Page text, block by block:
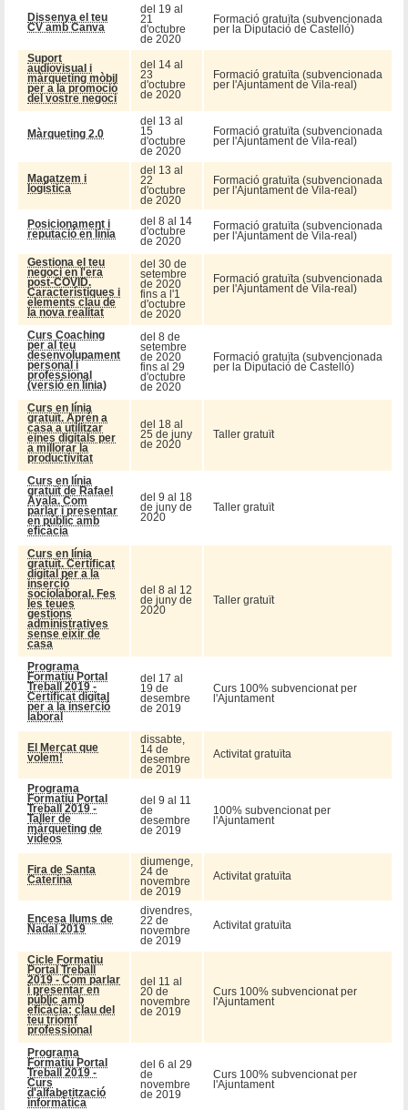
Dissenya el teu
CV amb Canva
del 19 al
21
d'octubre
de 2020
Formació gratuïta (subvencionada
per la Diputació de Castelló)
Suport
audiovisual i
màrqueting mòbil
per a la promoció
del vostre negoci
del 14 al
23
d'octubre
de 2020
Formació gratuïta (subvencionada
per l'Ajuntament de Vila-real)
Màrqueting 2.0
del 13 al
15
d'octubre
de 2020
Formació gratuïta (subvencionada
per l'Ajuntament de Vila-real)
Magatzem i
logística
del 13 al
22
d'octubre
de 2020
Formació gratuïta (subvencionada
per l'Ajuntament de Vila-real)
Posicionament i
reputació en línia
del 8 al 14
d'octubre
de 2020
Formació gratuïta (subvencionada
per l'Ajuntament de Vila-real)
Gestiona el teu
negoci en l'era
post-COVID.
Característiques i
elements clau de
la nova realitat
del 30 de
setembre
de 2020
fins a l'1
d'octubre
de 2020
Formació gratuïta (subvencionada
per l'Ajuntament de Vila-real)
Curs Coaching
per al teu
desenvolupament
personal i
professional
(versió en línia)
del 8 de
setembre
de 2020
fins al 29
d'octubre
de 2020
Formació gratuïta (subvencionada
per la Diputació de Castelló)
Curs en línia
gratuït. Aprén a
casa a utilitzar
eines digitals per
a millorar la
productivitat
del 18 al
25 de juny
de 2020
Taller gratuït
Curs en línia
gratuït de Rafael
Ayala. Com
parlar i presentar
en públic amb
eficàcia
del 9 al 18
de juny de
2020
Taller gratuït
Curs en línia
gratuït. Certificat
digital per a la
inserció
sociolaboral. Fes
les teues
gestions
administratives
sense eixir de
casa
del 8 al 12
de juny de
2020
Taller gratuït
Programa
Formatiu Portal
Treball 2019 -
Certificat digital
per a la inserció
laboral
del 17 al
19 de
desembre
de 2019
Curs 100% subvencionat per
l'Ajuntament
El Mercat que
volem!
dissabte,
14 de
desembre
de 2019
Activitat gratuïta
Programa
Formatiu Portal
Treball 2019 -
Taller de
màrqueting de
vídeos
del 9 al 11
de
desembre
de 2019
100% subvencionat per
l'Ajuntament
Fira de Santa
Caterina
diumenge,
24 de
novembre
de 2019
Activitat gratuïta
Encesa llums de
Nadal 2019
divendres,
22 de
novembre
de 2019
Activitat gratuïta
Cicle Formatiu
Portal Treball
2019 - Com parlar
i presentar en
públic amb
eficàcia: clau del
teu triomf
professional
del 11 al
20 de
novembre
de 2019
Curs 100% subvencionat per
l'Ajuntament
Programa
Formatiu Portal
Treball 2019 -
Curs
d'alfabetització
informàtica
del 6 al 29
de
novembre
de 2019
Curs 100% subvencionat per
l'Ajuntament